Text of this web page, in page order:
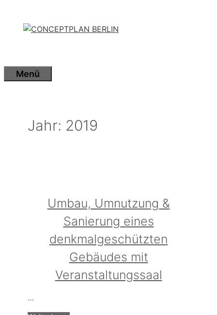
springen
Menü
Jahr: 2019
Umbau, Umnutzung &
Sanierung eines
denkmalgeschützten
Gebäudes mit
Veranstaltungssaal
…